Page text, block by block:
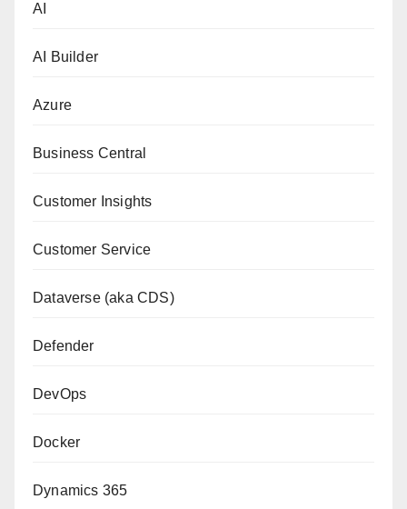
AI
AI Builder
Azure
Business Central
Customer Insights
Customer Service
Dataverse (aka CDS)
Defender
DevOps
Docker
Dynamics 365